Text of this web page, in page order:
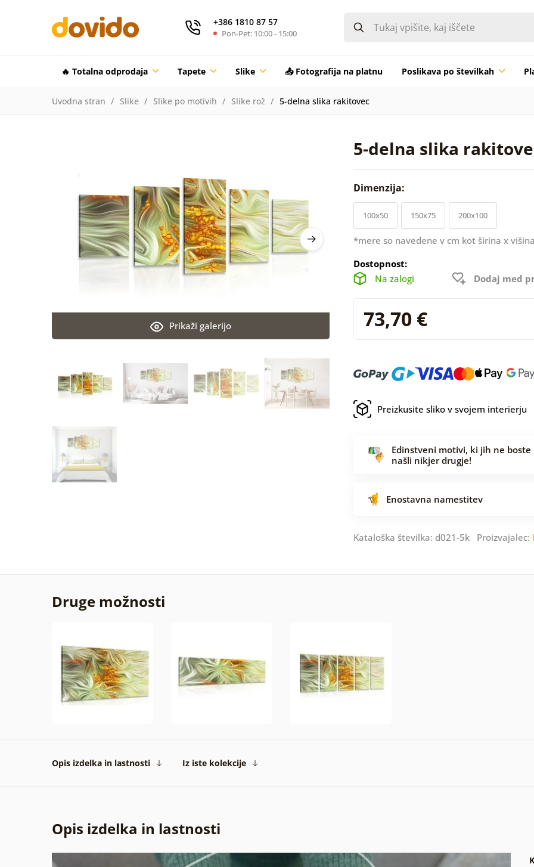
+386 1810 87 57
Pon-Pet: 10:00 - 15:00
🔥 Totalna odprodaja Tapete Slike 📤 Fotografija na platnu Poslikava po številkah
Uvodna stran Slike Slike po motivih Slike rož 5-delna slika rakitovec
5-delna slika
Prikaži galerijo
Dimenzija:
100x50 150x75 200x100
*mere so navedene v cm kot širina x
Dostopnost:
Na zalogi
Dodaj med
73,70 €
Preizkusite sliko v svojem interierju
Edinstveni motivi, ki jih ne boste
našli nikjer drugje!
Enostavna namestitev
Kataloška številka: d021-5k Proizvajalec:
Druge možnosti
Opis izdelka in lastnosti Iz iste kolekcije
Opis izdelka in lastnosti